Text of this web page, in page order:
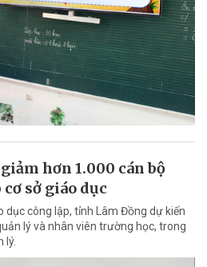
hơn 1.000 cán bộ
sở giáo dục
dục công lập, tỉnh Lâm Đồng dự kiến
lý và nhân viên trường học, trong
lý.